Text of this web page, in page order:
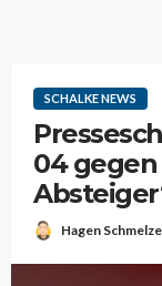
SCHALKE NEWS
04 gegen
Hagen